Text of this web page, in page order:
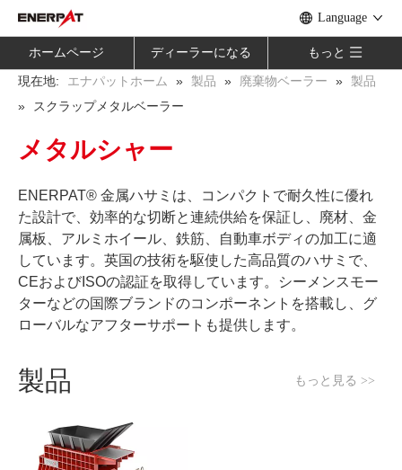
Language
ホームページ ディーラーになる もっと
現在地: エナパットホーム » 製品 » 廃棄物ベーラー » 製品
» スクラップメタルベーラー
メタルシャー
ENERPAT® 金属ハサミは、コンパクトで耐久性に優れ
た設計で、効率的な切断と連続供給を保証し、廃材、金
属板、アルミホイール、鉄筋、自動車ボディの加工に適
しています。英国の技術を駆使した高品質のハサミで、
CEおよびISOの認証を取得しています。シーメンスモー
ターなどの国際ブランドのコンポーネントを搭載し、グ
ローバルなアフターサポートも提供します。
製品 もっと見る >>